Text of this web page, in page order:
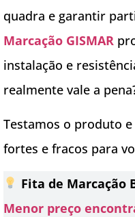
quadra e garantir
Marcação GISMAR
instalação e
realmente vale a
Testamos o produto
fortes e fracos para
Fita de Marcação
Menor preço